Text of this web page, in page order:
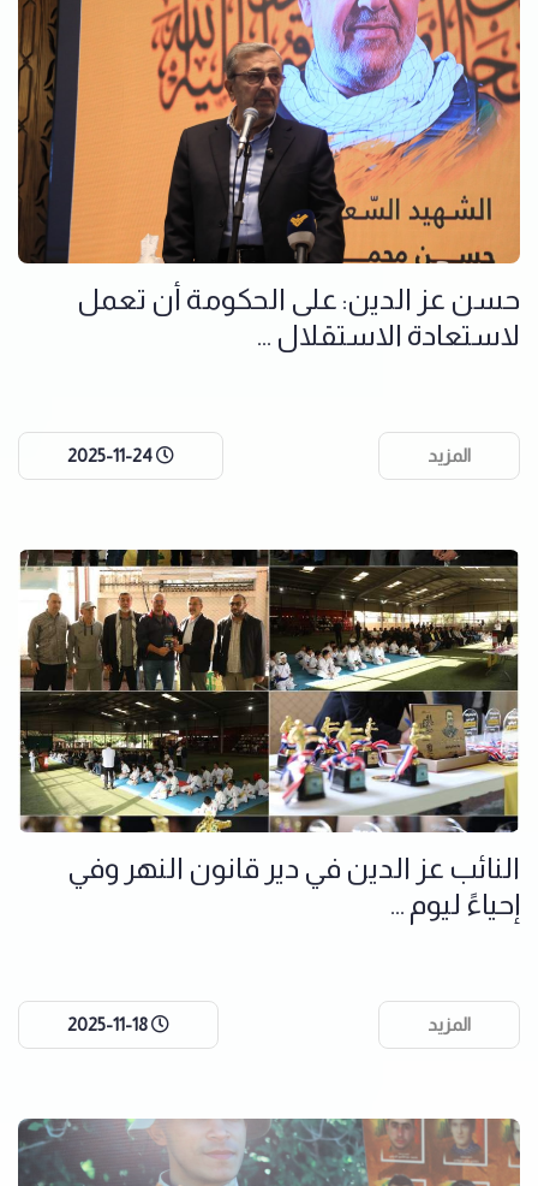
حسن عز الدين: على الحكومة أن تعمل
لاستعادة الاستقلال ...
المزيد
النائب عز الدين في دير قانون النهر وفي
إحياءً ليوم ...
المزيد